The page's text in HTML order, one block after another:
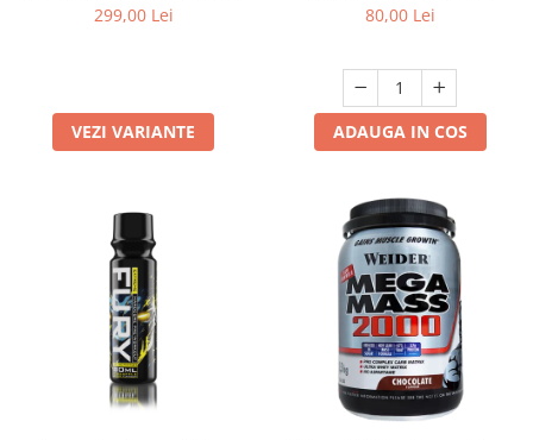
299,00 Lei
VEZI VARIANTE
80,00 Lei
ADAUGA IN COS